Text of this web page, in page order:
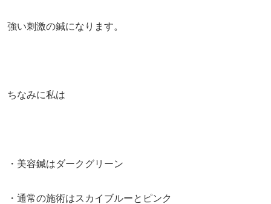
強い刺激の鍼になります。
ちなみに私は
・美容鍼はダークグリーン
・通常の施術はスカイブルーとピンク